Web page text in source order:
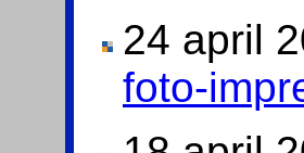
24 april
foto-